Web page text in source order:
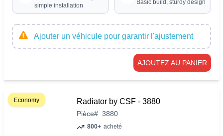
simple installation
Basic build, sturdy design
Ajouter un véhicule pour garantir l'ajustement
AJOUTEZ AU PANIER
Economy Radiator by CSF - 3880
Pièce# 3880
800+ acheté